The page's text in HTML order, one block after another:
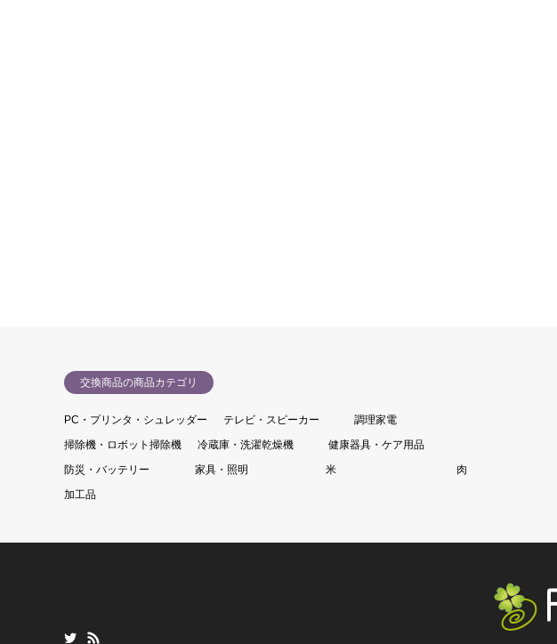
交換商品の商品カテゴリ
PC・プリンタ・シュレッダー テレビ・スピーカー
調理家電
掃除機・ロボット掃除機
冷蔵庫・洗濯乾燥機
健康器具・ケア用品
防災・バッテリー
家具・照明 米
肉
加工品